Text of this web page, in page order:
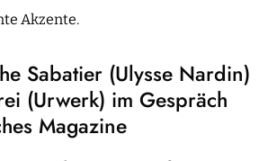
Akzente.
Sabatier (Ulysse Nardin)
(Urwerk) im Gespräch
Magazine